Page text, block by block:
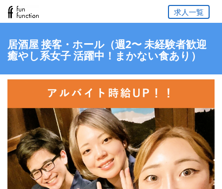
求人一覧
居酒屋 接客・ホール（週2〜 未経験者歓迎
癒やし系女子 活躍中！まかない食あり）